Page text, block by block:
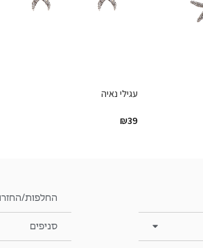
עגילי נאיה
₪39
החלפות/
סניפים